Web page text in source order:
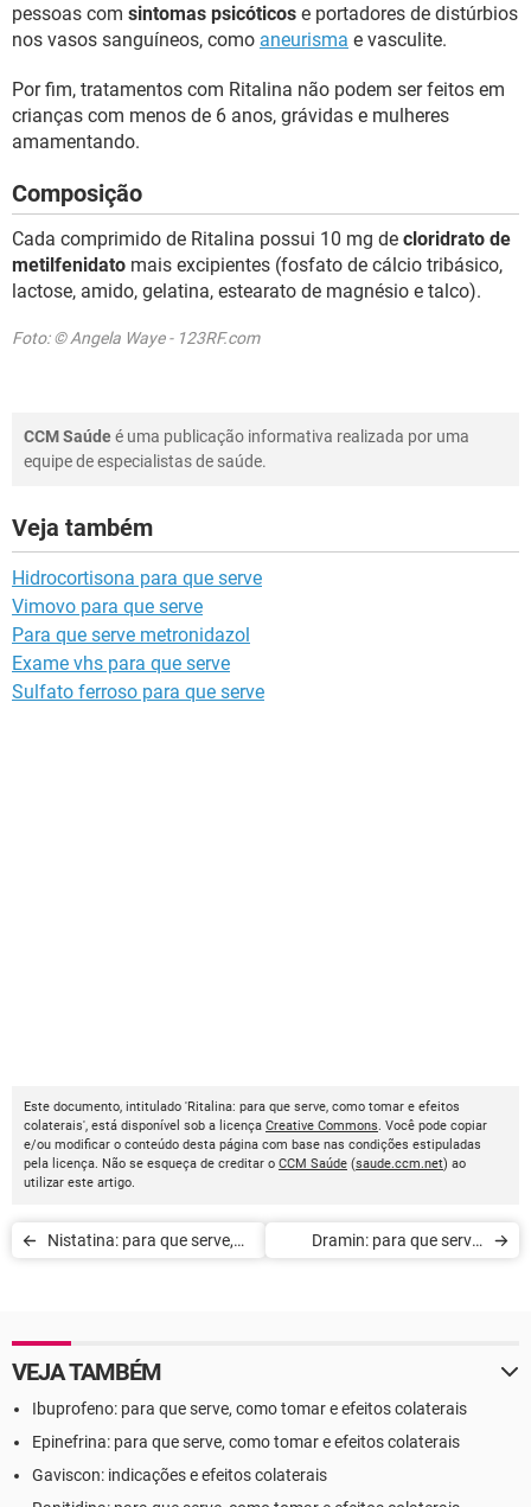
pessoas com sintomas psicóticos e portadores de distúrbios
nos vasos sanguíneos, como aneurisma e vasculite.
Por fim, tratamentos com Ritalina não podem ser feitos em
crianças com menos de 6 anos, grávidas e mulheres
amamentando.
Composição
Cada comprimido de Ritalina possui 10 mg de cloridrato de
metilfenidato mais excipientes (fosfato de cálcio tribásico,
lactose, amido, gelatina, estearato de magnésio e talco).
Foto: © Angela Waye - 123RF.com
CCM Saúdeé uma publicação informativa realizada por uma
equipe de especialistas de saúde.
Veja também
Hidrocortisona para que serve
Vimovo para que serve
Para que serve metronidazol
Exame vhs para que serve
Sulfato ferroso para que serve
Este documento, intitulado 'Ritalina: para que serve, como tomar e efeitos
colaterais', está disponível sob a licença Creative Commons. Você pode copiar
e/ou modificar o conteúdo desta página com base nas condições estipuladas
pela licença. Não se esqueça de creditar o CCM Saúde (saude.ccm.net) ao
utilizar este artigo.
Nistatina: para que serve,
Dramin: para que serve,
VEJA TAMBÉM
Ibuprofeno: para que serve, como tomar e efeitos colaterais
Epinefrina: para que serve, como tomar e efeitos colaterais
Gaviscon: indicações e efeitos colaterais